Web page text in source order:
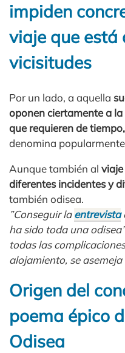
impiden
viaje que está
vicisitudes
Por un lado, a aquella
oponen ciertamente a
que requieren de
denomina
Aunque también al
diferentes incidentes y
también odisea.
”Conseguir laentrevista
ha sido toda una
todas las
alojamiento, se
Origen del
poema épico
Odisea